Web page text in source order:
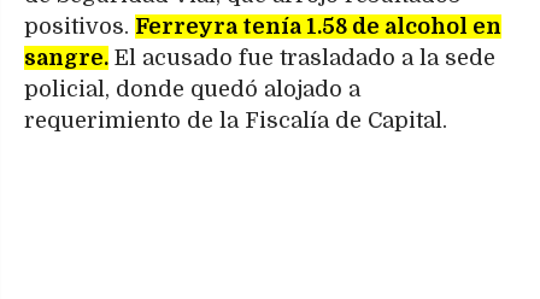
positivos. Ferreyra tenía 1.58 de alcohol en
sangre. El acusado fue trasladado a la sede
policial, donde quedó alojado a
requerimiento de la Fiscalía de Capital.